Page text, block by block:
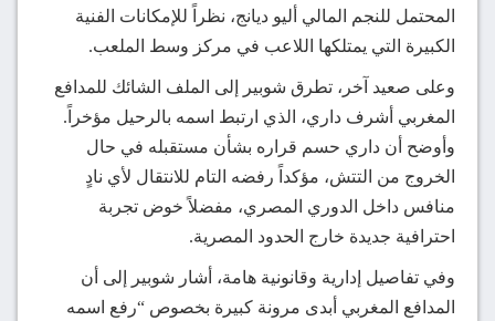
المحتمل للنجم المالي أليو ديانج، نظراً للإمكانات الفنية
الكبيرة التي يمتلكها اللاعب في مركز وسط الملعب.
وعلى صعيد آخر، تطرق شوبير إلى الملف الشائك للمدافع
المغربي أشرف داري، الذي ارتبط اسمه بالرحيل مؤخراً.
وأوضح أن داري حسم قراره بشأن مستقبله في حال
الخروج من التتش، مؤكداً رفضه التام للانتقال لأي نادٍ
منافس داخل الدوري المصري، مفضلاً خوض تجربة
احترافية جديدة خارج الحدود المصرية.
وفي تفاصيل إدارية وقانونية هامة، أشار شوبير إلى أن
المدافع المغربي أبدى مرونة كبيرة بخصوص “رفع اسمه